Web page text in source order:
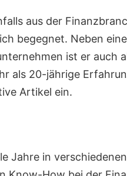
aus der
begegnet. Neben
ist er auch
als 20-jährige
Artikel ein.
Jahre in